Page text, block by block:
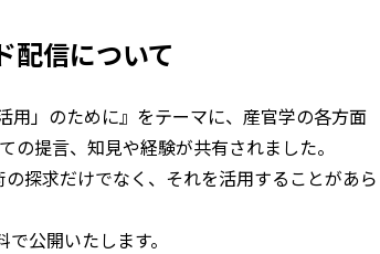
配信について
用」のために』をテーマに、産官学の各方面
提言、知見や経験が共有されました。
探求だけでなく、それを活用することがあら
公開いたします。